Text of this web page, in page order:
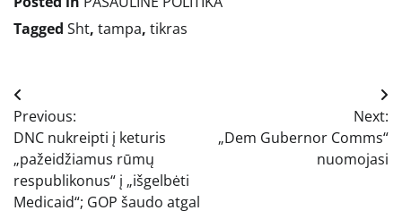
Tagged Sht, tampa, tikras
Navigacija
tarp
įrašų
Previous:
DNC nukreipti į keturis
„pažeidžiamus rūmų
respublikonus“ į „išgelbėti
Medicaid“; GOP šaudo atgal
Next:
„Dem Gubernor Comms“
nuomojasi